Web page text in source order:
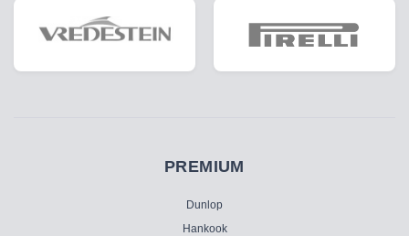
PREMIUM
Dunlop
Hankook